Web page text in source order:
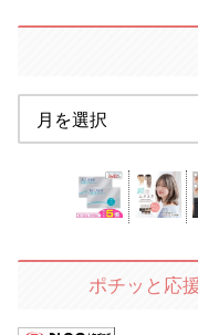
ポチッと応